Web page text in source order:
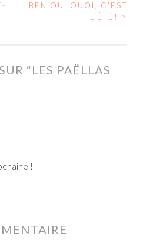
BEN OUI QUOI, C’EST
L’ÉTÉ!
>
“LES PAËLLAS
!